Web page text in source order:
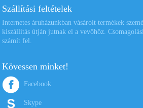
Szállítási feltételek
Internetes áruházunkban vásárolt termékek
kiszállítás útján jutnak el a vevőhöz.
számít fel.
Kövessen minket!
Facebook
Skype